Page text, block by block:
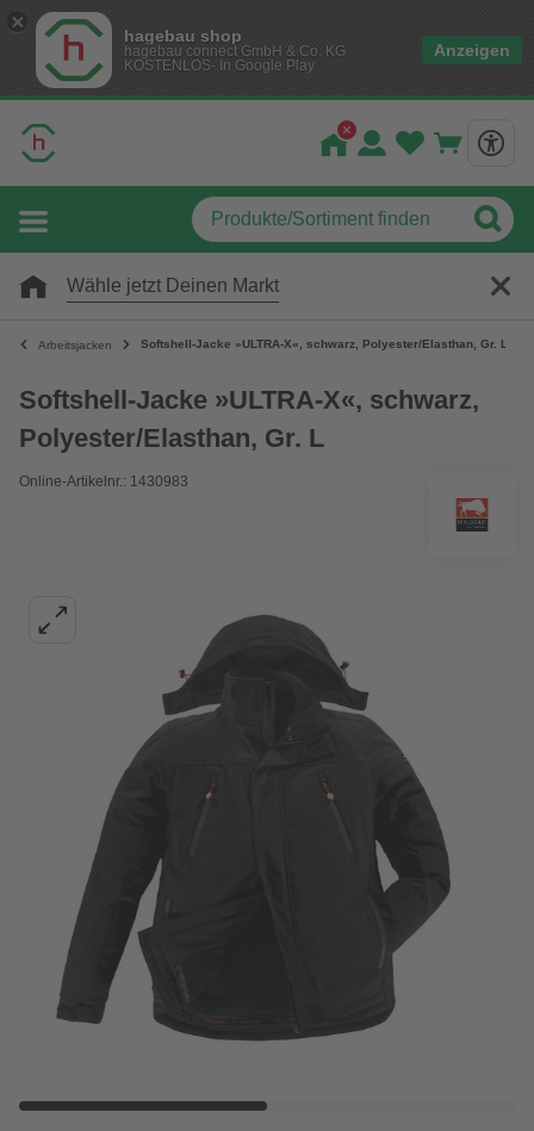
hagebau shop
hagebau connect GmbH & Co. KG
KOSTENLOS- In Google Play
Anzeigen
Wähle jetzt Deinen Markt
Arbeitsjacken Softshell-Jacke »ULTRA-X«, schwarz, Polyester/Elasthan, Gr. L
Softshell-Jacke »ULTRA-X«, schwarz,
Polyester/Elasthan, Gr. L
Online-Artikelnr.: 1430983